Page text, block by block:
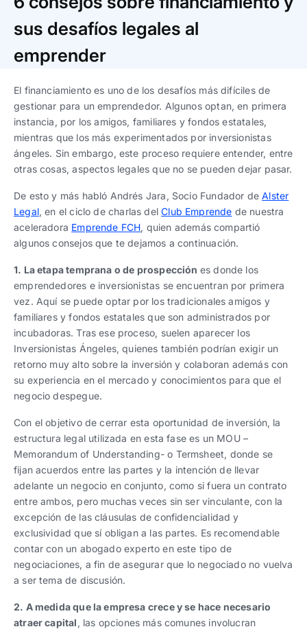
Trabaja con nosotros
Ver todo
Español English
Ver todas
Español|English
Ver todas
Español|English
progresivos de gestión
Ver todos
Español English
sus desafíos legales al
emprender
El financiamiento es uno de los desafíos más difíciles de
gestionar para un emprendedor. Algunos optan, en primera
instancia, por los amigos, familiares y fondos estatales,
mientras que los más experimentados por inversionistas
ángeles. Sin embargo, este proceso requiere entender, entre
otras cosas, aspectos legales que no se pueden dejar pasar.
De esto y más habló Andrés Jara, Socio Fundador deAlster
Legal, en el ciclo de charlas delClub Emprende de nuestra
aceleradora Emprende FCH, quien además compartió
algunos consejos que te dejamos a continuación.
1. La etapa temprana o de prospección es donde los
emprendedores e inversionistas se encuentran por primera
vez. Aquí se puede optar por los tradicionales amigos y
familiares y fondos estatales que son administrados por
incubadoras. Tras ese proceso, suelen aparecer los
Inversionistas Ángeles, quienes también podrían exigir un
retorno muy alto sobre la inversión y colaboran además con
su experiencia en el mercado y conocimientos para que el
negocio despegue.
Con el objetivo de cerrar esta oportunidad de inversión, la
estructura legal utilizada en esta fase es un MOU –
Memorandum of Understanding- o Termsheet, donde se
fijan acuerdos entre las partes y la intención de llevar
adelante un negocio en conjunto, como si fuera un contrato
entre ambos, pero muchas veces sin ser vinculante, con la
excepción de las cláusulas de confidencialidad y
exclusividad que sí obligan a las partes. Es recomendable
contar con un abogado experto en este tipo de
negociaciones, a fin de asegurar que lo negociado no vuelva
a ser tema de discusión.
2. A medida que la empresa crece y se hace necesario
atraer capital , las opciones más comunes involucran